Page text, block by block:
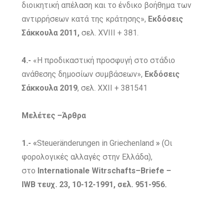
διοικητική απέλαση και το ένδικο βοήθημα των
αντιρρήσεων κατά της κράτησης», Εκδόσεις
Σάκκουλα 2011,σελ. XVΙIΙ + 381.
4.- «Η προδικαστική προσφυγή στο στάδιο
ανάθεσης δημοσίων συμβάσεων», Εκδόσεις
Σάκκουλα 2019, σελ. XXII + 381541
Μελέτες –Άρθρα
1.- «Steueränderungen in Griechenland »(Οι
φορολογικές αλλαγές στην Ελλάδα),
στο Internationale Witrschafts–Briefe –
IWB τευχ. 23, 10-12-1991, σελ. 951-956.